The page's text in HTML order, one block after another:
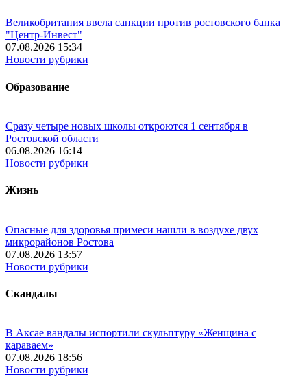
Великобритания ввела санкции против ростовского банка
"Центр-Инвест"
07.08.2026 15:34
Новости рубрики
Образование
Сразу четыре новых школы откроются 1 сентября в
Ростовской области
06.08.2026 16:14
Новости рубрики
Жизнь
Опасные для здоровья примеси нашли в воздухе двух
микрорайонов Ростова
07.08.2026 13:57
Новости рубрики
Скандалы
В Аксае вандалы испортили скульптуру «Женщина с
караваем»
07.08.2026 18:56
Новости рубрики